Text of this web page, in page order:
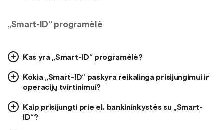
„Smart-ID“ programėlė
Kas yra „Smart-ID“ programėlė?
Kokia „Smart-ID“ paskyra reikalinga prisijungimui ir
operacijų tvirtinimui?
Kaip prisijungti prie el. bankininkystės su „Smart-
ID“?